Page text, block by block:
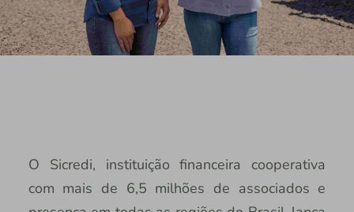
O Sicredi, instituição financeira cooperativa
com mais de 6,5 milhões de associados e